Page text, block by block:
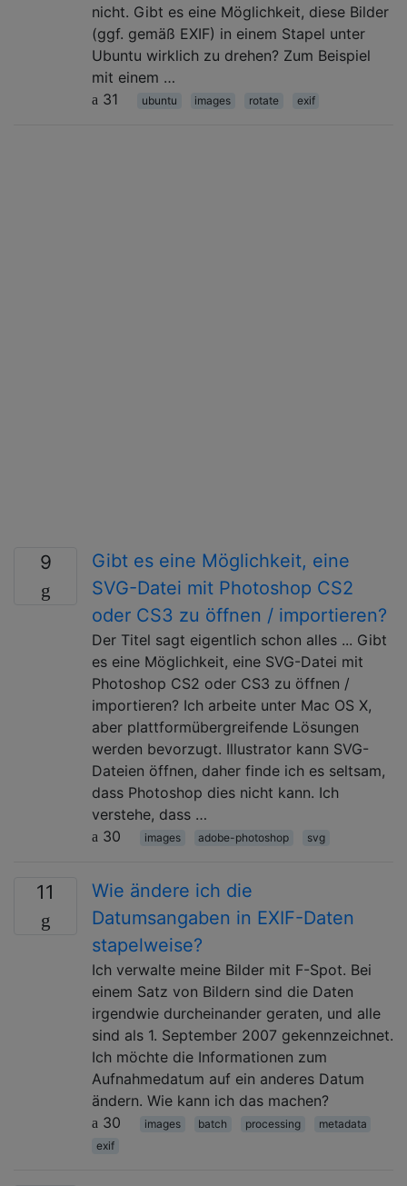
nicht. Gibt es eine Möglichkeit, diese Bilder
(ggf. gemäß EXIF) in einem Stapel unter
Ubuntu wirklich zu drehen? Zum Beispiel
mit einem …
31
ubuntu images rotate exif
9
Gibt es eine Möglichkeit, eine
SVG-Datei mit Photoshop CS2
oder CS3 zu öffnen / importieren?
Der Titel sagt eigentlich schon alles ... Gibt
es eine Möglichkeit, eine SVG-Datei mit
Photoshop CS2 oder CS3 zu öffnen /
importieren? Ich arbeite unter Mac OS X,
aber plattformübergreifende Lösungen
werden bevorzugt. Illustrator kann SVG-
Dateien öffnen, daher finde ich es seltsam,
dass Photoshop dies nicht kann. Ich
verstehe, dass …
30
images adobe-photoshop svg
11
Wie ändere ich die
Datumsangaben in EXIF-Daten
stapelweise?
Ich verwalte meine Bilder mit F-Spot. Bei
einem Satz von Bildern sind die Daten
irgendwie durcheinander geraten, und alle
sind als 1. September 2007 gekennzeichnet.
Ich möchte die Informationen zum
Aufnahmedatum auf ein anderes Datum
ändern. Wie kann ich das machen?
30
images batch processing
metadata
exif